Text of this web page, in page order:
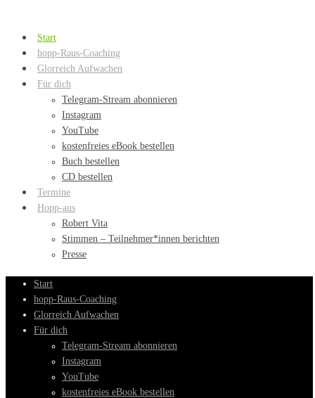
Start
hopp-Raus-Coaching
Glorreich Aufwachen
Für dich
Telegram-Stream abonnieren
Instagram
YouTube
kostenfreies eBook bestellen
Buch bestellen
CD bestellen
Termine
Hopp-aus
Robert Vita
Stimmen – Teilnehmer*innen berichten
Presse
Start
hopp-Raus-Coaching
Glorreich Aufwachen
Für dich
Telegram-Stream abonnieren
Instagram
YouTube
kostenfreies eBook bestellen